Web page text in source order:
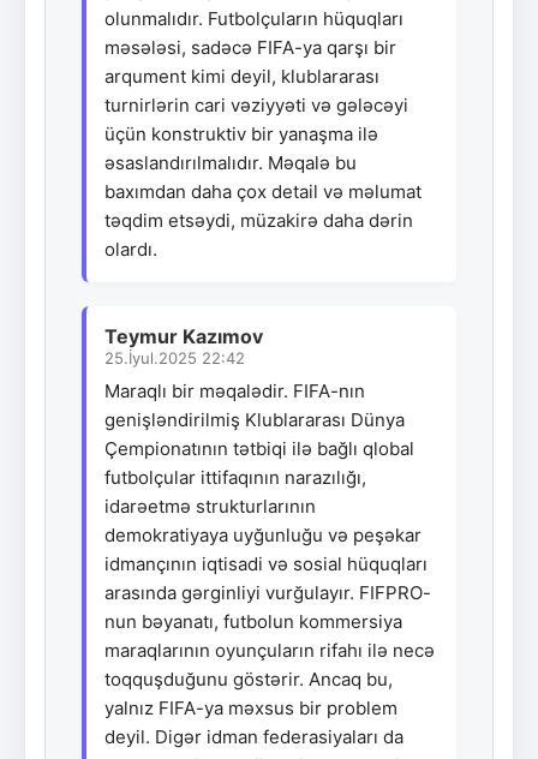
olunmalıdır. Futbolçuların hüquqları
məsələsi, sadəcə FIFA-ya qarşı bir
arqument kimi deyil, klublararası
turnirlərin cari vəziyyəti və gələcəyi
üçün konstruktiv bir yanaşma ilə
əsaslandırılmalıdır. Məqalə bu
baxımdan daha çox detail və məlumat
təqdim etsəydi, müzakirə daha dərin
olardı.
Teymur Kazımov
25.İyul.2025 22:42
Maraqlı bir məqalədir. FIFA-nın
genişləndirilmiş Klublararası Dünya
Çempionatının tətbiqi ilə bağlı qlobal
futbolçular ittifaqının narazılığı,
idarəetmə strukturlarının
demokratiyaya uyğunluğu və peşəkar
idmançının iqtisadi və sosial hüquqları
arasında gərginliyi vurğulayır. FIFPRO-
nun bəyanatı, futbolun kommersiya
maraqlarının oyunçuların rifahı ilə necə
toqquşduğunu göstərir. Ancaq bu,
yalnız FIFA-ya məxsus bir problem
deyil. Digər idman federasiyaları da